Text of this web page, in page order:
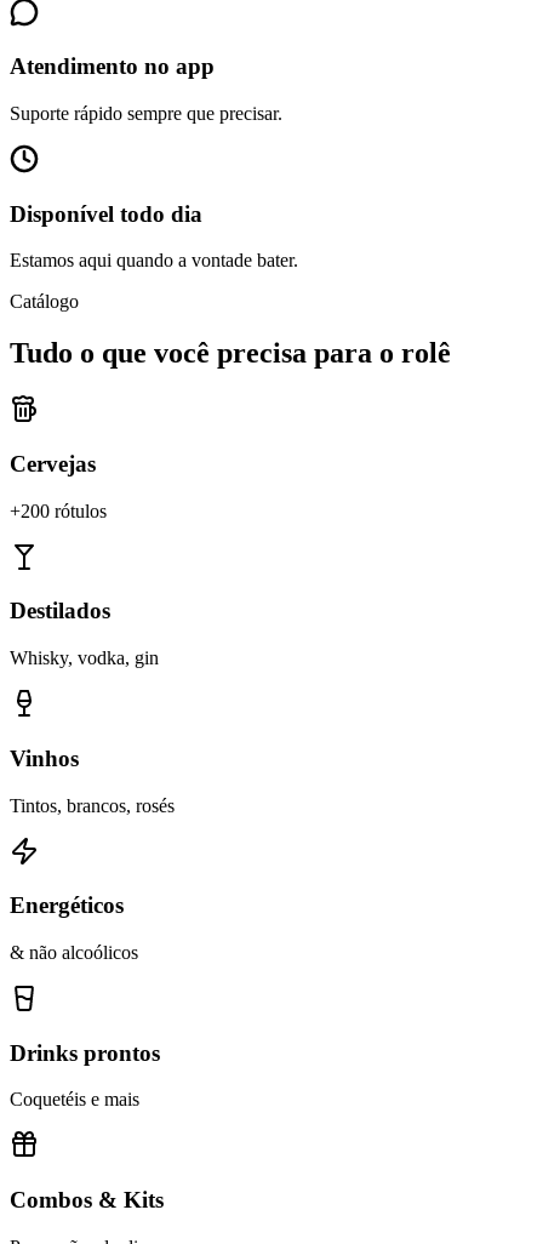
Atendimento no app
Suporte rápido sempre que precisar.
Disponível todo dia
Estamos aqui quando a vontade bater.
Catálogo
Tudo o que você precisa para o rolê
Cervejas
+200 rótulos
Destilados
Whisky, vodka, gin
Vinhos
Tintos, brancos, rosés
Energéticos
& não alcoólicos
Drinks prontos
Coquetéis e mais
Combos & Kits